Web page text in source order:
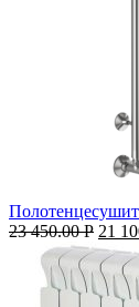
23 450.00Р 21